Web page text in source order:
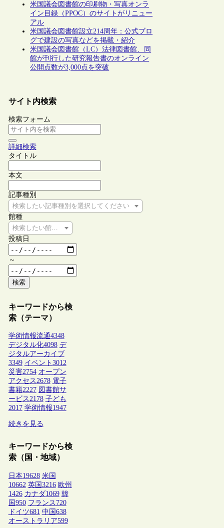
米国議会図書館の印刷物・写真オンラ
イン目録（PPOC）のサイトがリニュー
アル
米国議会図書館設立214周年：公式ブロ
グで建設の写真などを掲載・紹介
米国議会図書館（LC）法律図書館、同
館が刊行した研究報告書のオンライン
公開点数が3,000点を突破
サイト内検索
検索フォーム
詳細検索
タイトル
本文
記事種別
検索したい記事種別を選択してください
館種
検索したい館種を選択してください
投稿日
～
検索
キーワードから検
索（テーマ）
学術情報流通4348
デジタル化4098 デ
ジタルアーカイブ
3349 イベント 3012
災害2754 オープン
アクセス2678 電子
書籍2227 図書館サ
ービス2178 子ども
2017 学術情報1947
続きを見る
キーワードから検
索（国・地域）
日本19628 米国
10662 英国3216 欧州
1426 カナダ1069 韓
国950 フランス 720
ドイツ681 中国638
オーストラリア599